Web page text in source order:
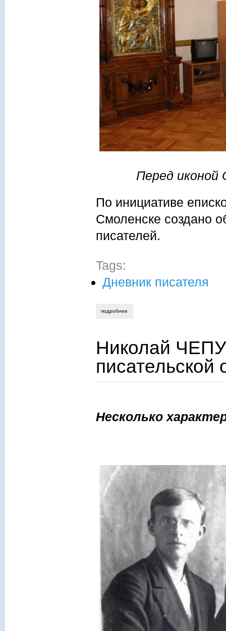
Перед
По инициативе
Смоленске создано
писателей.
Tags:
Дневник писателя
подробнее
Николай
писательской
Несколько